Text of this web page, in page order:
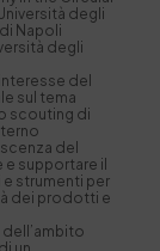
degli
Napoli
degli
del
sul tema
scouting di
del
supportare il
strumenti per
dei prodotti e